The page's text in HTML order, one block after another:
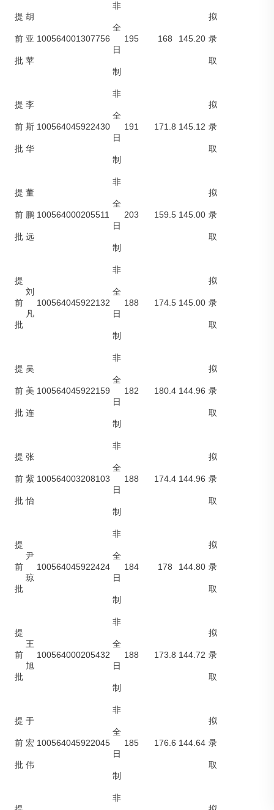
提
前
批
胡
亚
苹
100564001307756
非
全
日
制
195 168 145.20
拟
录
取
提
前
批
李
斯
华
100564045922430
非
全
日
制
191 171.8 145.12
拟
录
取
提
前
批
董
鹏
远
100564000205511
非
全
日
制
203 159.5 145.00
拟
录
取
提
前
批
刘
凡
100564045922132
非
全
日
制
188 174.5 145.00
拟
录
取
提
前
批
吴
美
连
100564045922159
非
全
日
制
182 180.4 144.96
拟
录
取
提
前
批
张
紫
怡
100564003208103
非
全
日
制
188 174.4 144.96
拟
录
取
提
前
批
尹
琼
100564045922424
非
全
日
制
184 178 144.80
拟
录
取
提
前
批
王
旭
100564000205432
非
全
日
制
188 173.8 144.72
拟
录
取
提
前
批
于
宏
伟
100564045922045
非
全
日
制
185 176.6 144.64
拟
录
取
非